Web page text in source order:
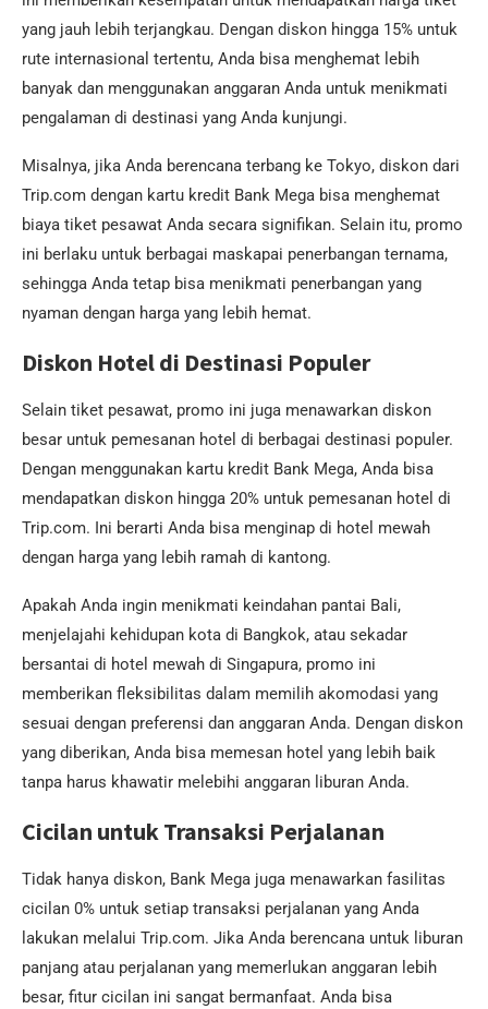
yang jauh lebih terjangkau. Dengan diskon hingga 15% untuk
rute internasional tertentu, Anda bisa menghemat lebih
banyak dan menggunakan anggaran Anda untuk menikmati
pengalaman di destinasi yang Anda kunjungi.
Misalnya, jika Anda berencana terbang ke Tokyo, diskon dari
Trip.com dengan kartu kredit Bank Mega bisa menghemat
biaya tiket pesawat Anda secara signifikan. Selain itu, promo
ini berlaku untuk berbagai maskapai penerbangan ternama,
sehingga Anda tetap bisa menikmati penerbangan yang
nyaman dengan harga yang lebih hemat.
Diskon Hotel di Destinasi Populer
Selain tiket pesawat, promo ini juga menawarkan diskon
besar untuk pemesanan hotel di berbagai destinasi populer.
Dengan menggunakan kartu kredit Bank Mega, Anda bisa
mendapatkan diskon hingga 20% untuk pemesanan hotel di
Trip.com. Ini berarti Anda bisa menginap di hotel mewah
dengan harga yang lebih ramah di kantong.
Apakah Anda ingin menikmati keindahan pantai Bali,
menjelajahi kehidupan kota di Bangkok, atau sekadar
bersantai di hotel mewah di Singapura, promo ini
memberikan fleksibilitas dalam memilih akomodasi yang
sesuai dengan preferensi dan anggaran Anda. Dengan diskon
yang diberikan, Anda bisa memesan hotel yang lebih baik
tanpa harus khawatir melebihi anggaran liburan Anda.
Cicilan untuk Transaksi Perjalanan
Tidak hanya diskon, Bank Mega juga menawarkan fasilitas
cicilan 0% untuk setiap transaksi perjalanan yang Anda
lakukan melalui Trip.com. Jika Anda berencana untuk liburan
panjang atau perjalanan yang memerlukan anggaran lebih
besar, fitur cicilan ini sangat bermanfaat. Anda bisa